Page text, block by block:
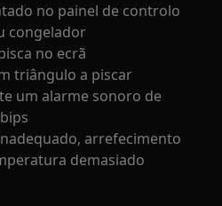
no painel de controlo
congelador
no ecrã
triângulo a piscar
um alarme sonoro de
arrefecimento
demasiado